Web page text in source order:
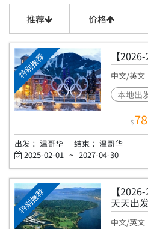
推荐 价格
特别推荐 【
中文/英文
本地出
$
出发 ： 温哥华 结束 ： 温哥华
2025-02-01 ~ 2027-04-30
特别推荐 【
天天出发
中文/英文